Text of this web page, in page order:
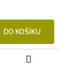
DO KOŠÍKU